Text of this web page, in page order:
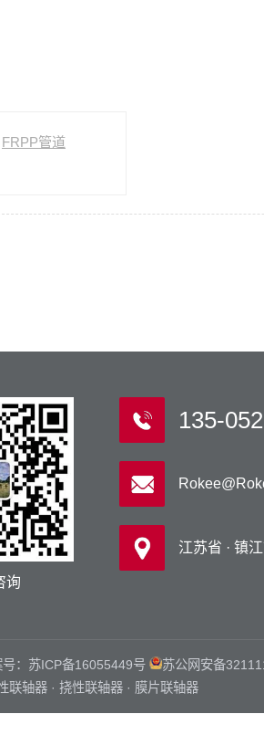
FRPP管道
询
135-
江苏省 · 镇江
： 苏ICP备16055449号
苏公网安备
联轴器 · 挠性联轴器 · 膜片联轴器